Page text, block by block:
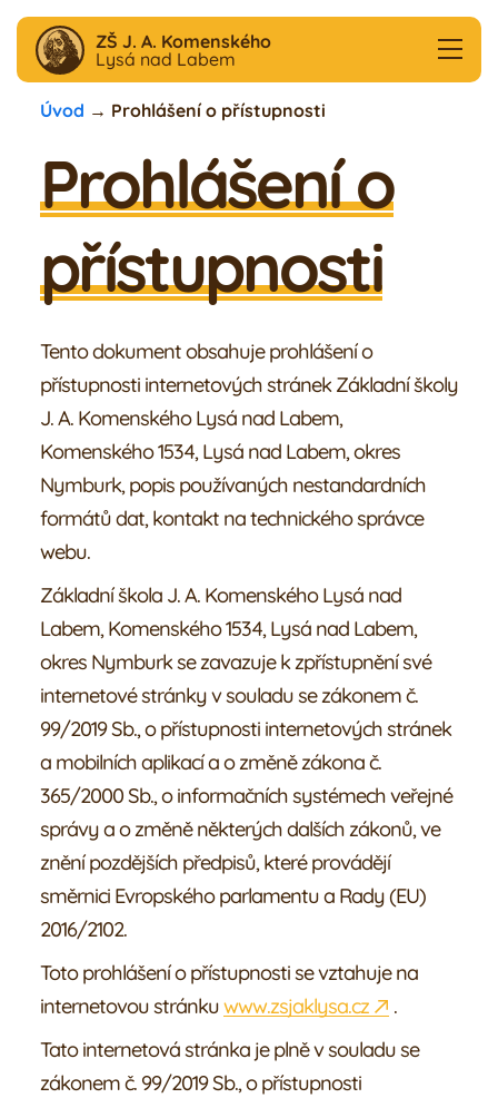
ZŠ J. A. Komenského
Lysá nad Labem
Aktuality
B
Škola
Školní klub
Jídelna
Galerie
Náš tým
Žáci
Rodiče
Úvod → Prohlášení o přístupnosti
Prohlášení o
přístupnosti
Tento dokument obsahuje prohlášení o
přístupnosti internetových stránek Základní školy
J. A. Komenského Lysá nad Labem,
Komenského 1534, Lysá nad Labem, okres
Nymburk, popis používaných nestandardních
formátů dat, kontakt na technického správce
webu.
Základní škola J. A. Komenského Lysá nad
Labem, Komenského 1534, Lysá nad Labem,
okres Nymburk se zavazuje k zpřístupnění své
internetové stránky v souladu se zákonem č.
99/2019 Sb., o přístupnosti internetových stránek
a mobilních aplikací a o změně zákona č.
365/2000 Sb., o informačních systémech veřejné
správy a o změně některých dalších zákonů, ve
znění pozdějších předpisů, které provádějí
směrnici Evropského parlamentu a Rady (EU)
2016/2102.
Toto prohlášení o přístupnosti se vztahuje na
internetovou stránkuwww.zsjaklysa.cz
.
Tato internetová stránka je plně v souladu se
zákonem č. 99/2019 Sb., o přístupnosti